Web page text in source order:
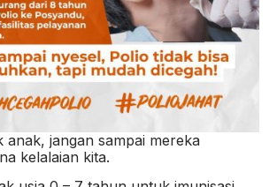
anak, jangan sampai mereka
kelalaian kita.